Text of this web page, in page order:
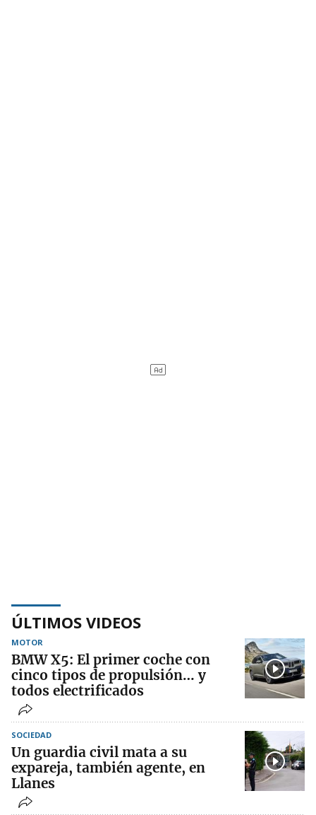
ÚLTIMOS VIDEOS
MOTOR
BMW X5: El primer coche con
cinco tipos de propulsión… y
todos electrificados
SOCIEDAD
Un guardia civil mata a su
expareja, también agente, en
Llanes